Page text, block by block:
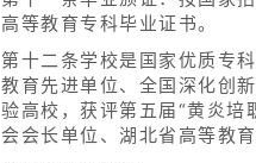
高等教育专科毕业证书。
第十二条学校是国家优质专
教育先进单位、全国深化创
验高校，获评第五届“黄炎
会会长单位、湖北省高等教